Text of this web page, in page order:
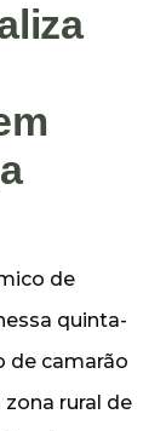
de
quinta-
de camarão
rural de